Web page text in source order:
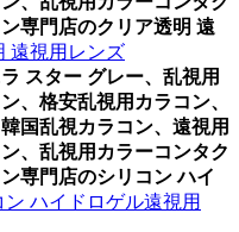
専門店のクリア透明 遠
遠視用レンズ
スター グレー、乱視用
、格安乱視用カラコン、
国乱視カラコン、遠視用
、乱視用カラーコンタク
専門店のシリコン ハイ
ン ハイドロゲル遠視用